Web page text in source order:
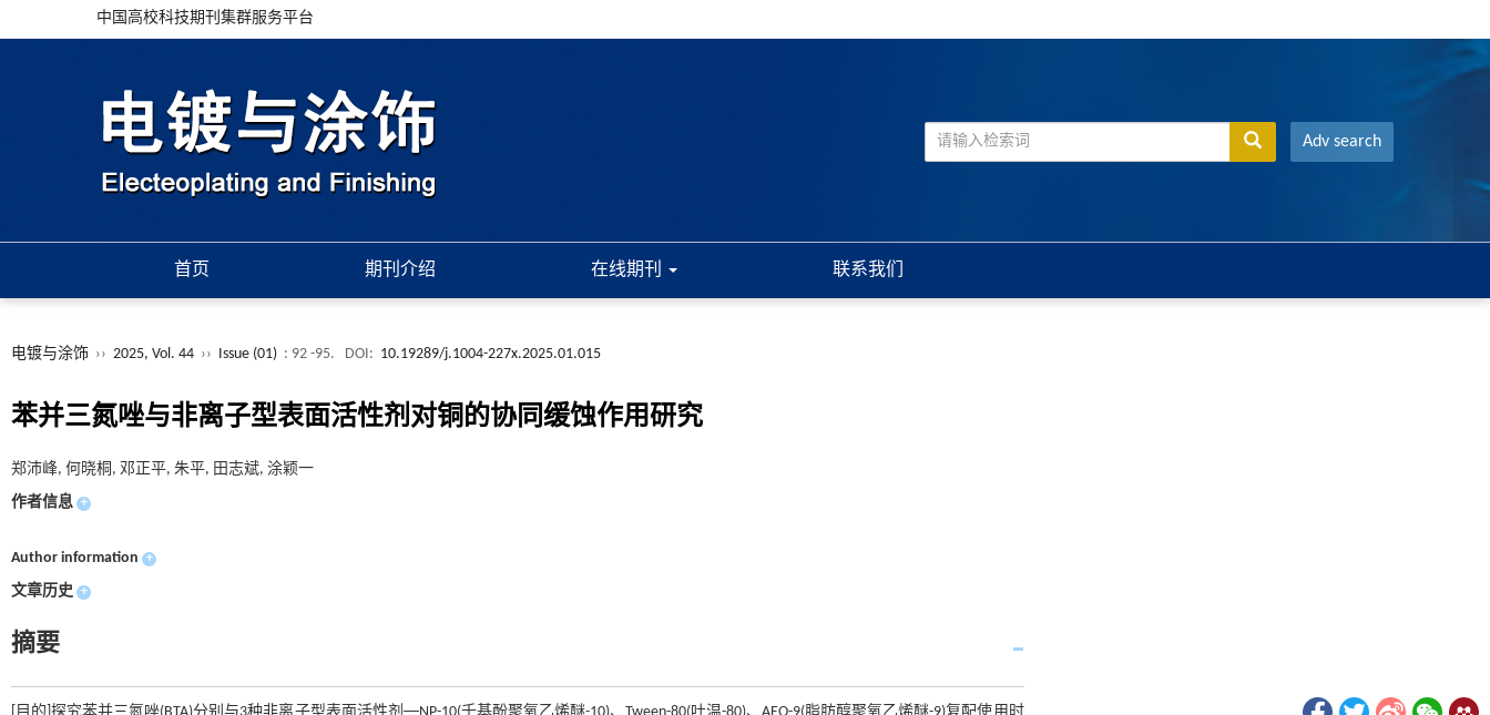
中国高校科技期刊集群服务平台
Adv search
首页 期刊介绍 在线期刊 联系我们
电镀与涂饰 ›› 2025, Vol. 44 ›› Issue (01) : 92 -95. DOI: 10.19289/j.1004-227x.2025.01.015
苯并三氮唑与非离子型表面活性剂对铜的协同缓蚀作用研究
郑沛峰, 何晓桐, 邓正平, 朱平, 田志斌, 涂颖一
作者信息 +
Author information +
文章历史 +
摘要